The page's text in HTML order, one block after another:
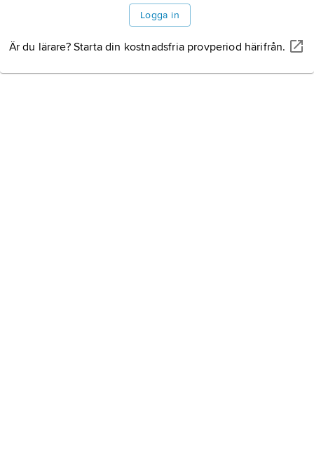
Logga in
Är du lärare? Starta din kostnadsfria provperiod härifrån.